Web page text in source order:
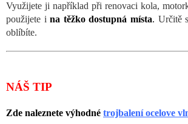
Využijete ji například při renovaci kola,
použijete ina těžko dostupná místa. Určitě
oblíbíte.
NÁŠ TIP
Zde naleznete výhodné trojbalení ocelove